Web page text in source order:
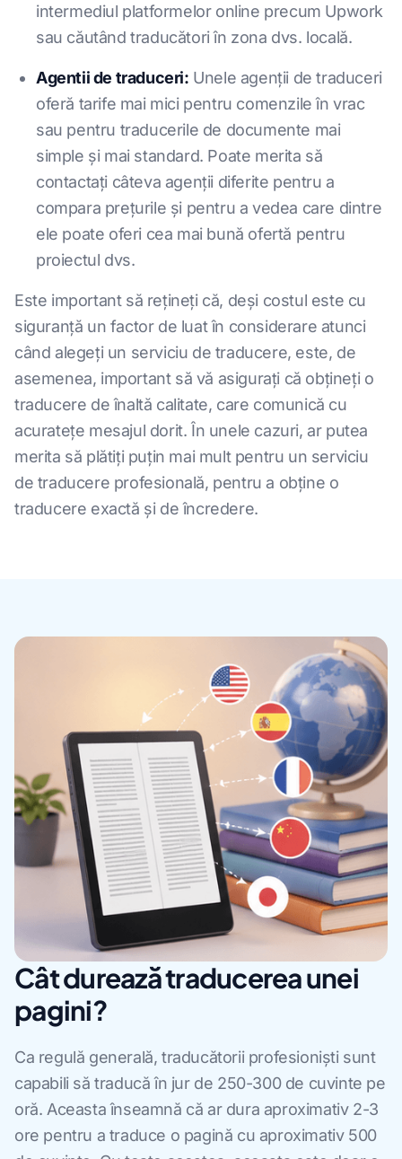
intermediul platformelor online precum Upwork
sau căutând traducători în zona dvs. locală.
Agentii de traduceri: Unele agenții de traduceri
oferă tarife mai mici pentru comenzile în vrac
sau pentru traducerile de documente mai
simple și mai standard. Poate merita să
contactați câteva agenții diferite pentru a
compara prețurile și pentru a vedea care dintre
ele poate oferi cea mai bună ofertă pentru
proiectul dvs.
Este important să rețineți că, deși costul este cu
siguranță un factor de luat în considerare atunci
când alegeți un serviciu de traducere, este, de
asemenea, important să vă asigurați că obțineți o
traducere de înaltă calitate, care comunică cu
acuratețe mesajul dorit. În unele cazuri, ar putea
merita să plătiți puțin mai mult pentru un serviciu
de traducere profesională, pentru a obține o
traducere exactă și de încredere.
Cât durează traducerea unei
pagini?
Ca regulă generală, traducătorii profesioniști sunt
capabili să traducă în jur de 250-300 de cuvinte pe
oră. Aceasta înseamnă că ar dura aproximativ 2-3
ore pentru a traduce o pagină cu aproximativ 500